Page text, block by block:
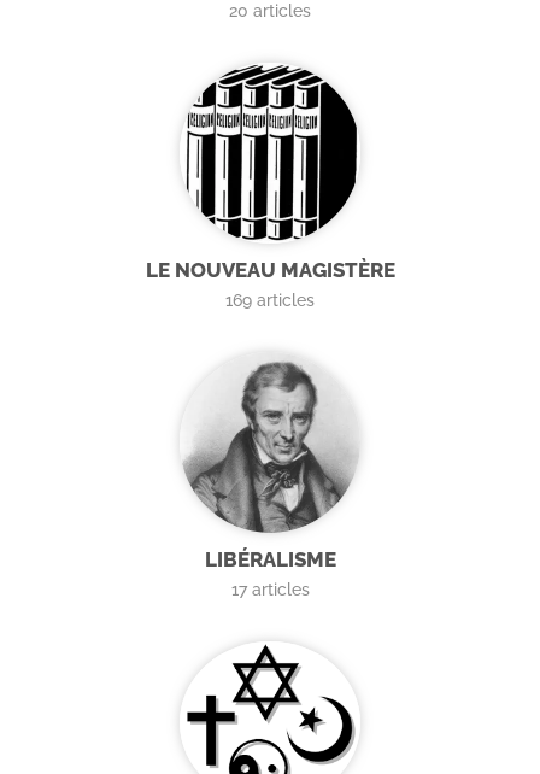
20 articles
LE NOUVEAU MAGISTÈRE
169 articles
LIBÉRALISME
17articles